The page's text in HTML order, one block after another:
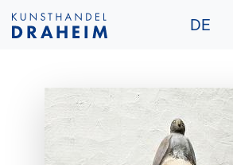
DE
Galerie